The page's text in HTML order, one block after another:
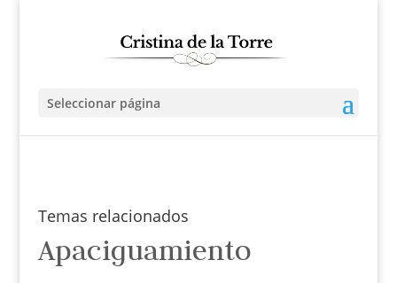
Seleccionar página
Temas relacionados
Apaciguamiento